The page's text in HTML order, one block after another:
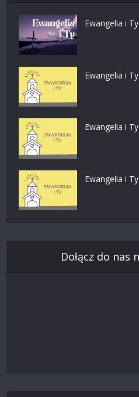
Ewangelia i
Ewangelia i
Ewangelia i
Ewangelia i
Dołącz do nas